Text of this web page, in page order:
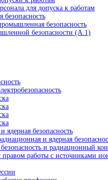
для допуска к работам
безопасность
безопасности (A.1)
ядерная безопасность
и ядерная
и радиационный
правом работы с источниками